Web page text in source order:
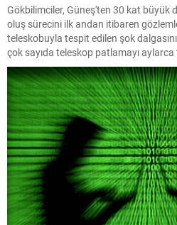
Gökbilimciler, Güneş'ten 30 kat büyük
oluş sürecini ilk andan itibaren
teleskobuyla tespit edilen şok
çok sayıda teleskop patlamayı
yıldızların daha önce bilinmeyen
koydu.